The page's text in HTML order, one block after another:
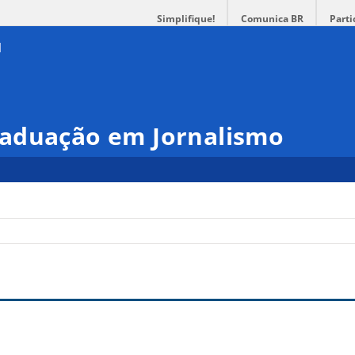
Simplifique! Comunica BR
em Jornalismo